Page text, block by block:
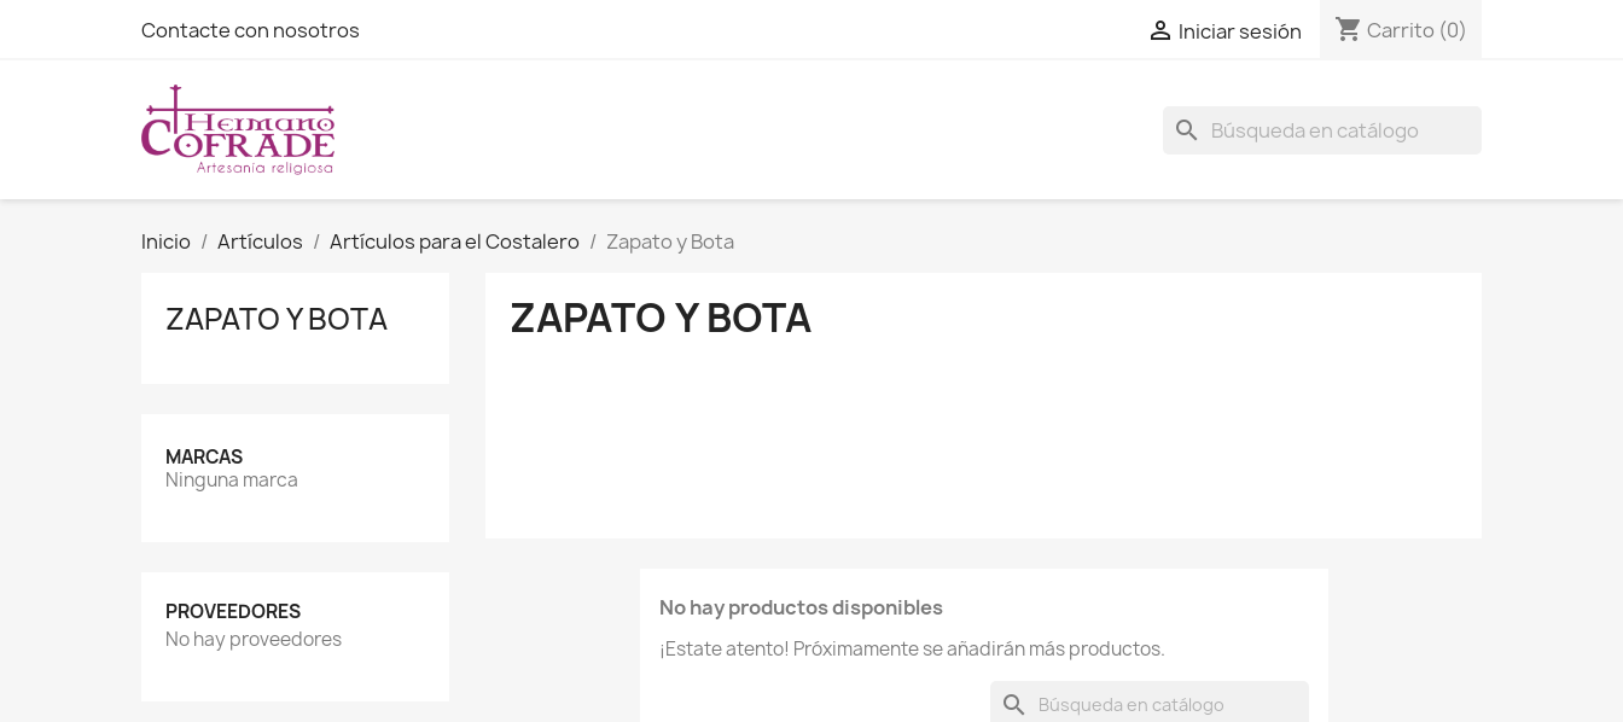
Contacte con nosotros  Iniciar sesión shopping_cart Carrito (0)
search
Inicio Artículos Artículos para el Costalero Zapato y Bota
ZAPATO Y BOTA
MARCAS
Ninguna marca
PROVEEDORES
No hay proveedores
ZAPATO Y BOTA
No hay productos disponibles
¡Estate atento! Próximamente se añadirán más productos.
search